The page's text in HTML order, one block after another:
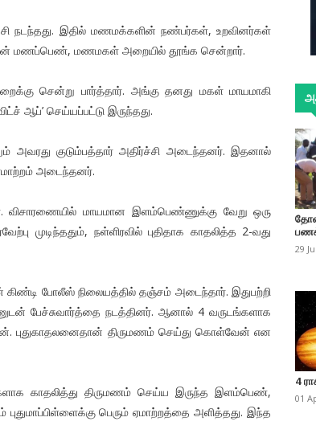
நடந்தது. இதில் மணமக்களின் நண்பர்கள், உறவினர்கள்
மணப்பெண், மணமகள் அறையில் தூங்க சென்றார்.
சென்று பார்த்தார். அங்கு தனது மகள் மாயமாகி
ஆப்’ செய்யப்பட்டு இருந்தது.
குடும்பத்தார் அதிர்ச்சி அடைந்தனர். இதனால்
அடைந்தனர்.
விசாரணையில் மாயமான இளம்பெண்ணுக்கு வேறு ஒரு
முடிந்ததும், நள்ளிரவில் புதிதாக காதலித்த 2-வது
போலீஸ் நிலையத்தில் தஞ்சம் அடைந்தார். இதுபற்றி
பேச்சுவார்த்தை நடத்தினர். ஆனால் 4 வருடங்களாக
புதுகாதலனைதான் திருமணம் செய்து கொள்வேன் என
காதலித்து திருமணம் செய்ய இருந்த இளம்பெண்,
புதுமாப்பிள்ளைக்கு பெரும் ஏமாற்றத்தை அளித்தது. இந்த
29
4
01